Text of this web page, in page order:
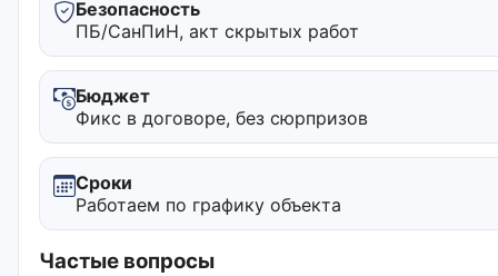
Безопасность
ПБ/СанПиН, акт скрытых работ
Бюджет
Фикс в договоре, без сюрпризов
Сроки
Работаем по графику объекта
Частые вопросы